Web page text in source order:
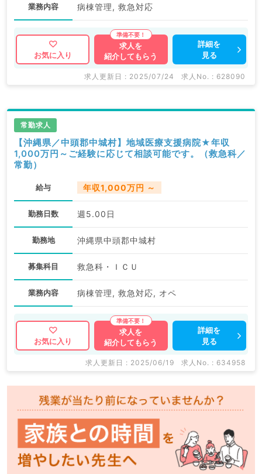
業務内容 病棟管理, 救急対応
お気に入り
求人を
紹介してもらう
詳細を
見る
求人更新日 : 2025/07/24 求人No. : 628090
常勤求人
【沖縄県／中頭郡中城村】地域医療支援病院★年収
1,000万円～ご経験に応じて相談可能です。（救急科／
常勤）
給与 年収1,000万円 ～
勤務日数 週5.00日
勤務地 沖縄県中頭郡中城村
募集科目 救急科・ＩＣＵ
業務内容 病棟管理, 救急対応, オペ
お気に入り
求人を
紹介してもらう
詳細を
見る
求人更新日 : 2025/06/19 求人No. : 634958